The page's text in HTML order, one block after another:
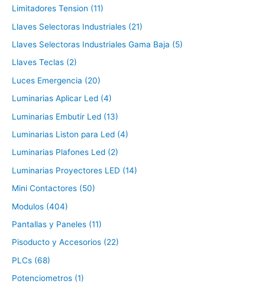
Limitadores Tension (11)
Llaves Selectoras Industriales (21)
Llaves Selectoras Industriales Gama Baja (5)
Llaves Teclas (2)
Luces Emergencia (20)
Luminarias Aplicar Led (4)
Luminarias Embutir Led (13)
Luminarias Liston para Led (4)
Luminarias Plafones Led (2)
Luminarias Proyectores LED (14)
Mini Contactores (50)
Modulos (404)
Pantallas y Paneles (11)
Pisoducto y Accesorios (22)
PLCs (68)
Potenciometros (1)